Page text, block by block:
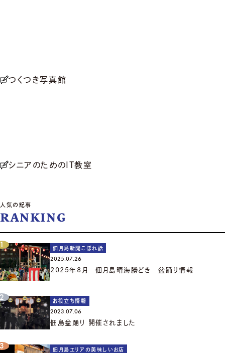
つくつき写真館
シニアのためのIT教室
人気の記事
RANKING
佃月島新聞こぼれ話
2025.07.26
2025年8月 佃月島晴海勝どき 盆踊り情報
お役立ち情報
2023.07.06
佃島盆踊り 開催されました
佃月島エリアの美味しいお店